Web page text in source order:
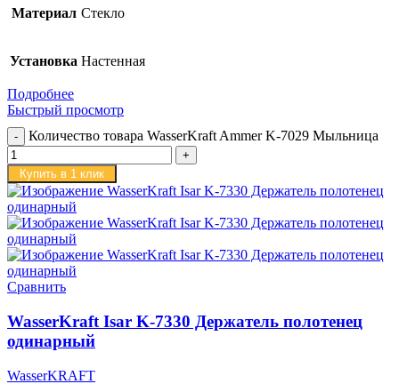
Материал Стекло
Установка Настенная
Подробнее
Быстрый просмотр
Количество товара WasserKraft Ammer K-7029 Мыльница
Купить в 1 клик
Сравнить
WasserKraft Isar K-7330 Держатель полотенец
одинарный
WasserKRAFT